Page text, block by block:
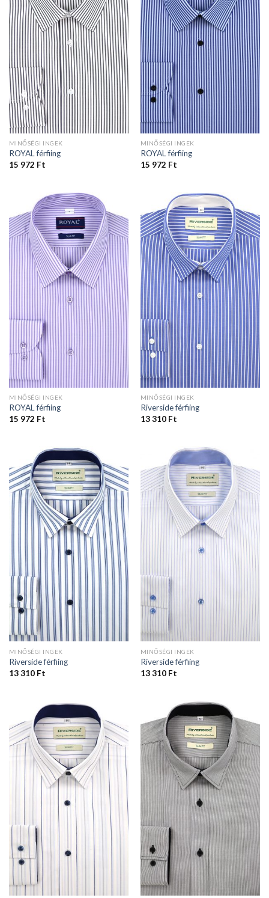
MINŐSÉGI INGEK
ROYAL férfiing
15 972 Ft
MINŐSÉGI INGEK
ROYAL férfiing
15 972 Ft
MINŐSÉGI INGEK
ROYAL férfiing
15 972 Ft
MINŐSÉGI INGEK
Riverside férfiing
13 310 Ft
MINŐSÉGI INGEK
Riverside férfiing
13 310 Ft
MINŐSÉGI INGEK
Riverside férfiing
13 310 Ft